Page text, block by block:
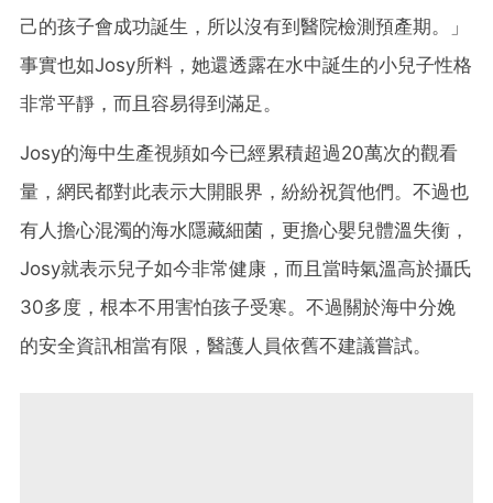
己的孩子會成功誕生，所以沒有到醫院檢測預產期。」
事實也如Josy所料，她還透露在水中誕生的小兒子性格
非常平靜，而且容易得到滿足。
Josy的海中生產視頻如今已經累積超過20萬次的觀看
量，網民都對此表示大開眼界，紛紛祝賀他們。不過也
有人擔心混濁的海水隱藏細菌，更擔心嬰兒體溫失衡，
Josy就表示兒子如今非常健康，而且當時氣溫高於攝氏
30多度，根本不用害怕孩子受寒。不過關於海中分娩
的安全資訊相當有限，醫護人員依舊不建議嘗試。